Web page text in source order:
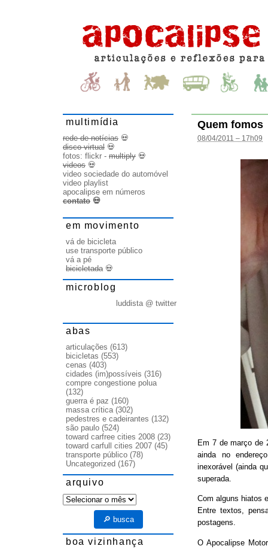
Quem fomos
08/04/2011 – 17h09
Em 7 de março de
ainda no
inexorável (ainda
superada.
Com alguns hiatos
Entre textos,
postagens.
O Apocalipse
multimídia
rede de notícias 💀
disco virtual 💀
fotos: flickr - multiply 💀
videos 💀
video sociedade do automóvel
video playlist
apocalipse em números
contato 💀
em movimento
vá de bicicleta
use transporte público
vá a pé
bicicletada💀
microblog
luddista @ twitter
abas
articulações (613)
bicicletas (553)
cenas (403)
cidades (im)possíveis (316)
compre congestione polua
(132)
guerra é paz (160)
massa crítica(302)
pedestres e cadeirantes (132)
são paulo (524)
toward carfree cities 2008 (23)
toward carfull cities 2007 (45)
transporte público (78)
Uncategorized (167)
arquivo
arquivo
🔎 busca
boa vizinhança